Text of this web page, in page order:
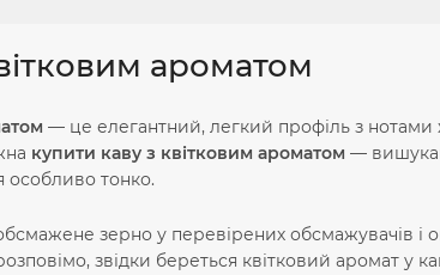
ароматом
— це елегантний, легкий профіль з
купити каву з квітковим ароматом —
особливо тонко.
зерно у перевірених обсмажувачів
звідки береться квітковий аромат у